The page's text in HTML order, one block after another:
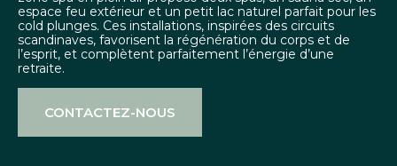
espace feu extérieur et un petit lac naturel parfait pour les
cold plunges. Ces installations, inspirées des circuits
scandinaves, favorisent la régénération du corps et de
l’esprit, et complètent parfaitement l’énergie d’une
retraite.
CONTACTEZ-NOUS